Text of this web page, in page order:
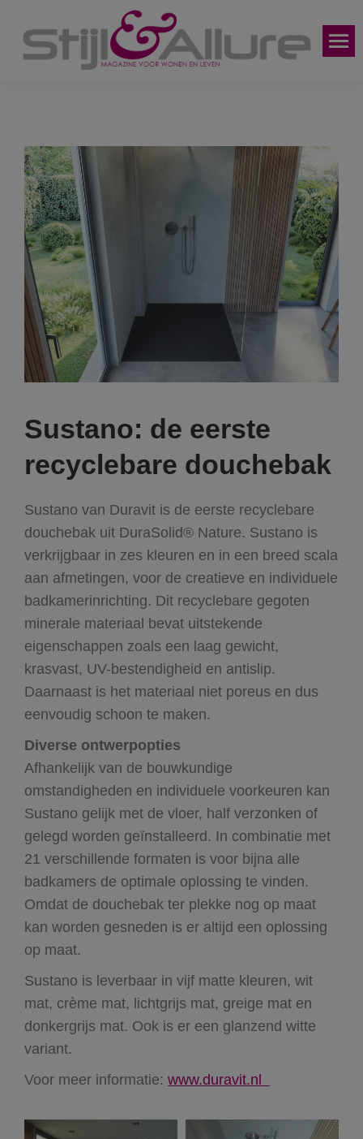
Sustano: de eerste
recyclebare douchebak
Sustano van Duravit is de eerste recyclebare
douchebak uit DuraSolid® Nature. Sustano is
verkrijgbaar in zes kleuren en in een breed scala
aan afmetingen, voor de creatieve en individuele
badkamerinrichting. Dit recyclebare gegoten
minerale materiaal bevat uitstekende
eigenschappen zoals een laag gewicht,
krasvast, UV-bestendigheid en antislip.
Daarnaast is het materiaal niet poreus en dus
eenvoudig schoon te maken.
Diverse ontwerpopties
Afhankelijk van de bouwkundige
omstandigheden en individuele voorkeuren kan
Sustano gelijk met de vloer, half verzonken of
gelegd worden geïnstalleerd. In combinatie met
21 verschillende formaten is voor bijna alle
badkamers de optimale oplossing te vinden.
Omdat de douchebak ter plekke nog op maat
kan worden gesneden is er altijd een oplossing
op maat.
Sustano is leverbaar in vijf matte kleuren, wit
mat, crème mat, lichtgrijs mat, greige mat en
donkergrijs mat. Ook is er een glanzend witte
variant.
Voor meer informatie: www.duravit.nl